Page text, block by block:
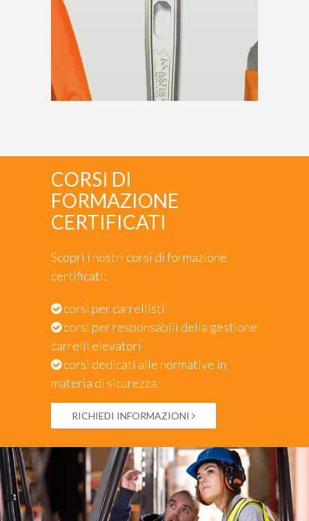
CORSI DI
FORMAZIONE
CERTIFICATI
Scopri i nostri corsi di formazione
certificati:
corsi per carrellisti
corsi per responsabili della gestione
carrelli elevatori
corsi dedicati alle normative in
materia di sicurezza.
RICHIEDI INFORMAZIONI